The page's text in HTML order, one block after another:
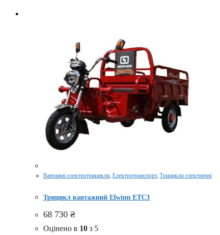
Вантажні електротрицикли, Електротранспорт, Трицикли електричні
Трицикл вантажний Elwinn ETC3
68 730 ₴
Оцінено в 10 з 5